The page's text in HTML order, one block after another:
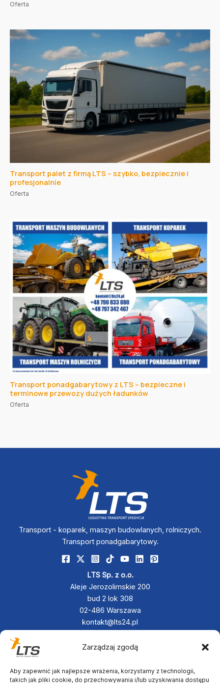
Zarządzaj zgodą
Aby zapewnić jak najlepsze wrażenia, korzystamy z technologii,
takich jak pliki cookie, do przechowywania i/lub uzyskiwania dostępu
Oferta
Transport palet z firmą LTS – szybko, bezpiecznie i
profesjonalnie
Oferta
Transport ponadgabarytowy z LTS – bezpieczne i
terminowe przewozy dużych ładunków
Oferta
Transport - koparek, maszyn budowlanych, rolniczych.
Transport ponadgabarytowy.
LTS Sp. z o.o.
Aleje Jerozolimskie 200
bud 2 lok 308
02-486 Warszawa
kontakt@lts24.pl
+48 797 342 467